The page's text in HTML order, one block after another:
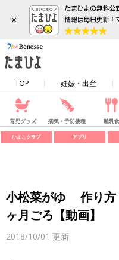
×
TOP 妊娠・出産
育児グッズ 病気・予防接種 離乳食
ひよこクラブ アプリ
小松菜がゆ 作り方
ヶ月ごろ【動画】
2018/10/01 更新